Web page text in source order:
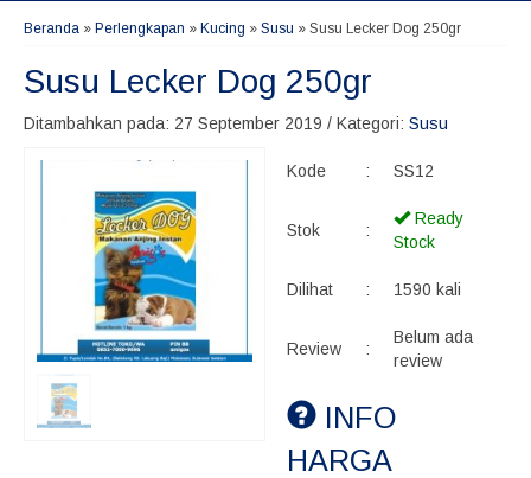
Beranda » Perlengkapan » Kucing » Susu » Susu Lecker Dog 250gr
Susu Lecker Dog 250gr
Ditambahkan pada: 27 September 2019 / Kategori: Susu
Kode : SS12
Stok :
Ready
Stock
Dilihat : 1590 kali
Review :
Belum ada
review
INFO
HARGA